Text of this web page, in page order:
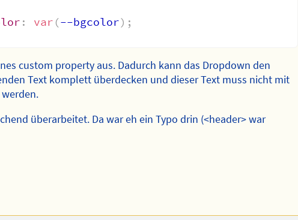
: var (--bgcolor) ;
custom property aus. Dadurch kann das Dropdown den
Text komplett überdecken und dieser Text muss nicht mit
überarbeitet. Da war eh ein Typo drin (<header> war